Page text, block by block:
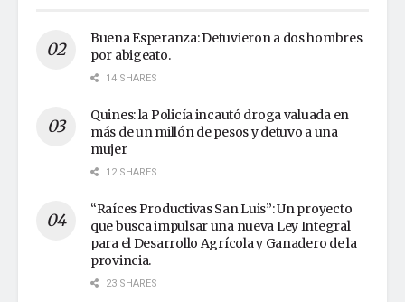
Buena Esperanza: Detuvieron a dos hombres
por abigeato.
14 SHARES
Quines: la Policía incautó droga valuada en
más de un millón de pesos y detuvo a una
mujer
12 SHARES
“Raíces Productivas San Luis”: Un proyecto
que busca impulsar una nueva Ley Integral
para el Desarrollo Agrícola y Ganadero de la
provincia.
23 SHARES